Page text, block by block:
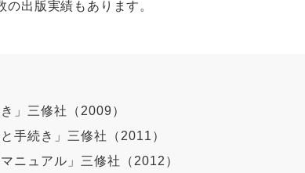
出版実績もあります。
」三修社（2009）
手続き」三修社（2011）
ニュアル」三修社（2012）